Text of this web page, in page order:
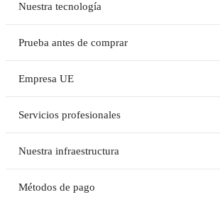
Nuestra tecnología
Prueba antes de comprar
Empresa UE
Servicios profesionales
Nuestra infraestructura
Métodos de pago